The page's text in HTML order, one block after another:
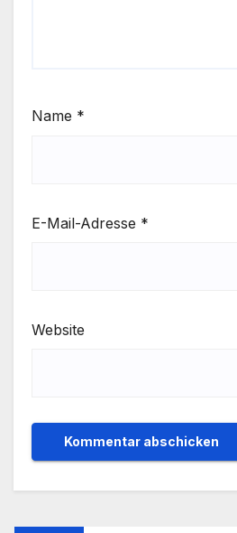
Name *
E-Mail-Adresse *
Website